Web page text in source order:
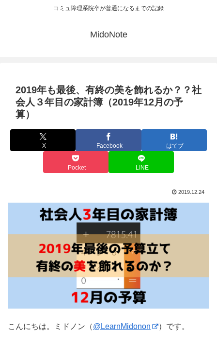
コミュ障理系院卒が普通になるまでの記録
MidoNote
2019年も最後、有終の美を飾れるか？？社
会人３年目の家計簿（2019年12月の予
算）
X Facebook はてブ
Pocket LINE
2019.12.24
こんにちは。ミドノン（@LearnMidonon ）です。